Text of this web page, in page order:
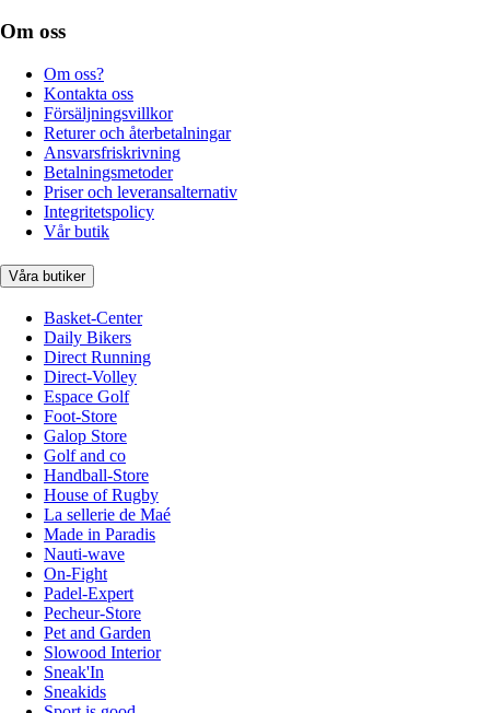
Om oss
Om oss?
Kontakta oss
Försäljningsvillkor
Returer och återbetalningar
Ansvarsfriskrivning
Betalningsmetoder
Priser och leveransalternativ
Integritetspolicy
Vår butik
Våra butiker
Basket-Center
Daily Bikers
Direct Running
Direct-Volley
Espace Golf
Foot-Store
Galop Store
Golf and co
Handball-Store
House of Rugby
La sellerie de Maé
Made in Paradis
Nauti-wave
On-Fight
Padel-Expert
Pecheur-Store
Pet and Garden
Slowood Interior
Sneak'In
Sneakids